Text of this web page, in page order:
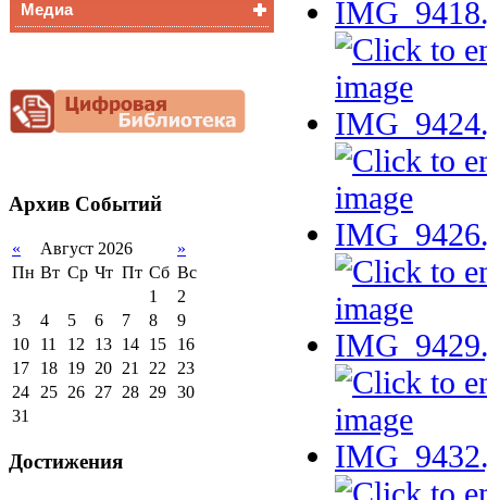
Снижение
документационной
нагрузки
Медиа
Архив Событий
« Август 2026
»
Пн Вт Ср Чт Пт Сб Вс
1
2
3
4 5 6 7 8
9
10
11 12 13 14 15
16
17
18 19 20 21 22 23
24 25 26 27 28 29 30
31
Достижения